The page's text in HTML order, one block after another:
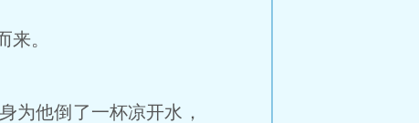
。
为他倒了一杯凉开水，